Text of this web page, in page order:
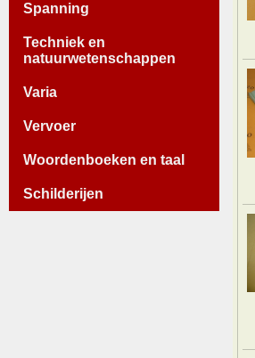
Spanning
Techniek en
natuurwetenschappen
Varia
Vervoer
Woordenboeken en taal
Schilderijen